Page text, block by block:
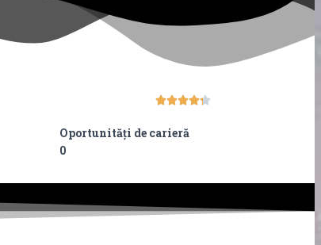

Oportunități de carieră
0